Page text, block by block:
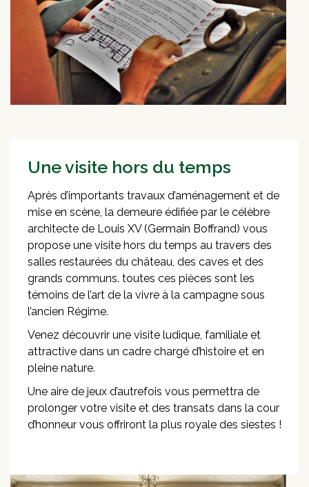
Une visite hors du temps
Après d’importants travaux d’aménagement et de
mise en scène, la demeure édifiée par le célèbre
architecte de Louis XV (Germain Boffrand) vous
propose une visite hors du temps au travers des
salles restaurées du château, des caves et des
grands communs. toutes ces pièces sont les
témoins de l’art de la vivre à la campagne sous
l’ancien Régime.
Venez découvrir une visite ludique, familiale et
attractive dans un cadre chargé d’histoire et en
pleine nature.
Une aire de jeux d’autrefois vous permettra de
prolonger votre visite et des transats dans la cour
d’honneur vous offriront la plus royale des siestes !